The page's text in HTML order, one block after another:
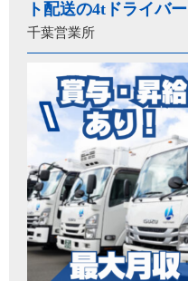
ト配送の4tドライバー
千葉営業所